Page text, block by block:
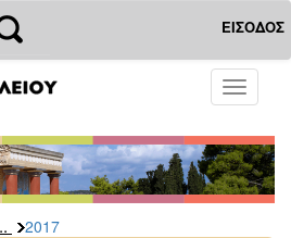
ΕΙΣΟΔΟΣ
Toggle
2017